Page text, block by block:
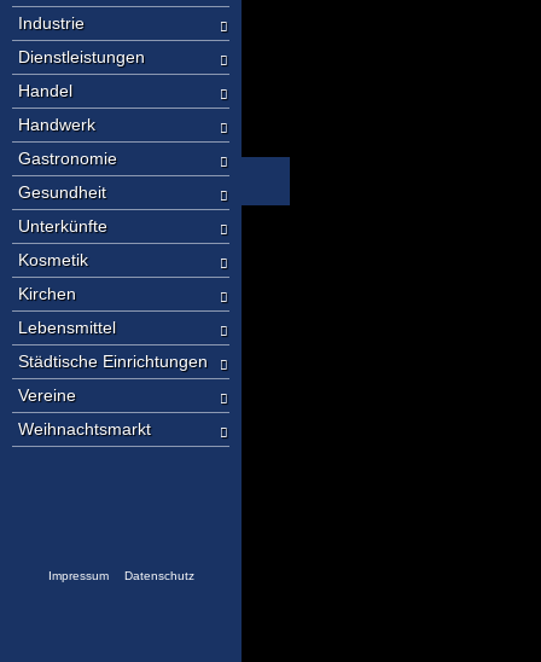
Industrie
Dienstleistungen
Handel
Handwerk
Gastronomie
Gesundheit
Unterkünfte
Kosmetik
Kirchen
Lebensmittel
Städtische Einrichtungen
Vereine
Weihnachtsmarkt
Impressum Datenschutz